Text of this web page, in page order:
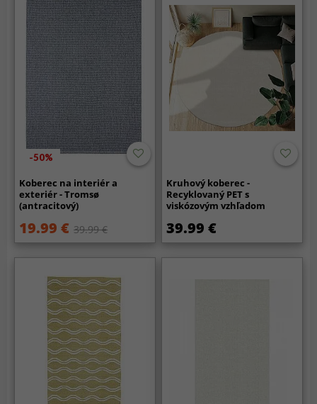
-50%
Koberec na interiér a
exteriér - Tromsø
(antracitový)
19.99 € 39.99 €
Kruhový koberec -
Recyklovaný PET s
viskózovým vzhľadom
39.99 €